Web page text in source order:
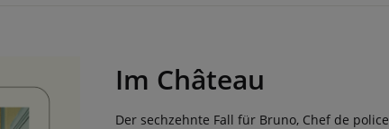
Im Château
Der sechzehnte Fall für Bruno, Chef de police